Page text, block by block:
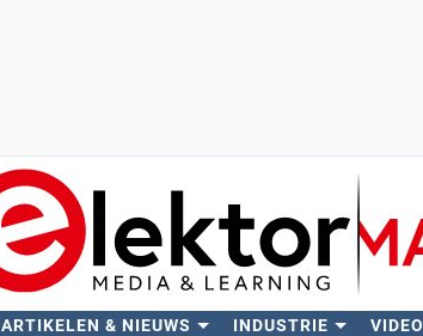
ARTIKELEN & NIEUWS INDUSTRIE VIDEO